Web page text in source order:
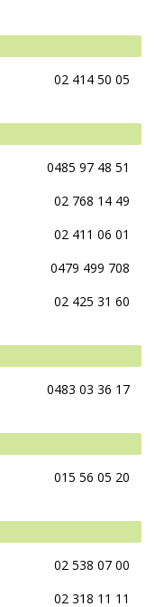
02 414 50 05
0485 97 48 51
02 768 14 49
02 411 06 01
0479 499 708
02 425 31 60
0483 03 36 17
015 56 05 20
02 538 07 00
02 318 11 11